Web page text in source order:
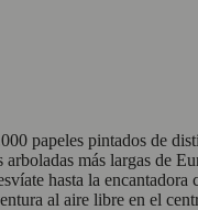
papeles pintados de
más largas de
hasta la
al aire libre en el